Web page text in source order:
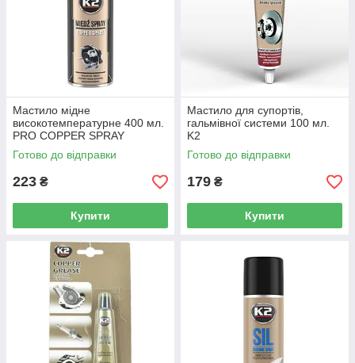
Мастило мідне
високотемпературне 400 мл.
PRO COPPER SPRAY
(+1100°C) K2
Готово до відправки
223 ₴
Купити
Мастило для супортів,
гальмівної системи 100 мл.
K2
Готово до відправки
179 ₴
Купити